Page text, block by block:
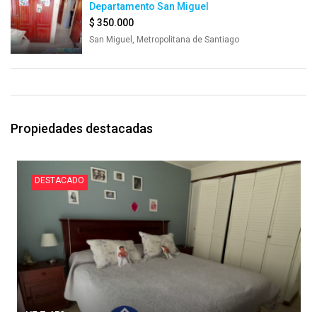
Departamento San Miguel
$ 350.000
San Miguel, Metropolitana de Santiago
Propiedades destacadas
DESTACADO